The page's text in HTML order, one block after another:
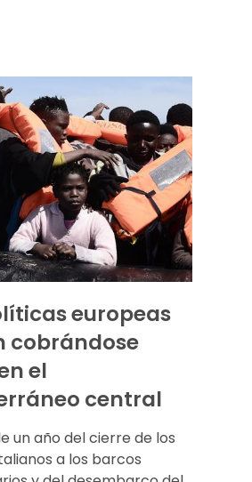
europeas
cobrándose
el
central
un año del cierre de los
a los barcos